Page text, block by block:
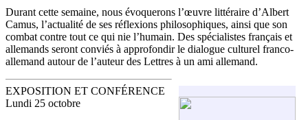
Durant cette semaine, nous évoquerons l’œuvre littéraire d’Albert
Camus, l’actualité de ses réflexions philosophiques, ainsi que son
combat contre tout ce qui nie l’humain. Des spécialistes français et
allemands seront conviés à approfondir le dialogue culturel franco-
allemand autour de l’auteur des Lettres à un ami allemand.
EXPOSITION ET CONFÉRENCE
Lundi 25 octobre